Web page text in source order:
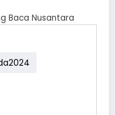
Baca Nusantara